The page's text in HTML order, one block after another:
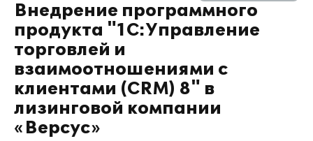
Внедрение программного
продукта "1С:Управление
торговлей и
взаимоотношениями с
клиентами (CRM) 8" в
лизинговой компании
«Версус»